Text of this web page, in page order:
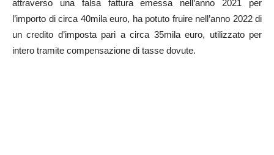
attraverso una falsa fattura emessa nell’anno 2021 per
l’importo di circa 40mila euro, ha potuto fruire nell’anno 2022 di
un credito d’imposta pari a circa 35mila euro, utilizzato per
intero tramite compensazione di tasse dovute.